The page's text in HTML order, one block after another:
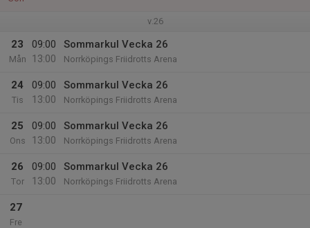
v.26
23
Mån
09:00
13:00
Sommarkul Vecka 26
Norrköpings Friidrotts Arena
24
Tis
09:00
13:00
Sommarkul Vecka 26
Norrköpings Friidrotts Arena
25
Ons
09:00
13:00
Sommarkul Vecka 26
Norrköpings Friidrotts Arena
26
Tor
09:00
13:00
Sommarkul Vecka 26
Norrköpings Friidrotts Arena
27
Fre